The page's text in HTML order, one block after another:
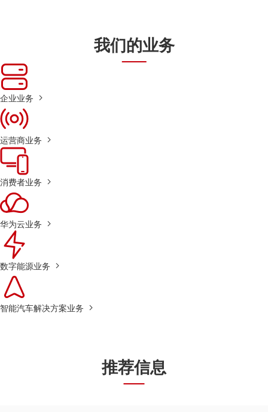
我们的业务
企业业务
运营商业务
消费者业务
华为云业务
数字能源业务
智能汽车解决方案业务
推荐信息